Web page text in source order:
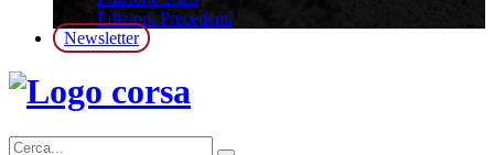
Edizioni Precedenti
Newsletter